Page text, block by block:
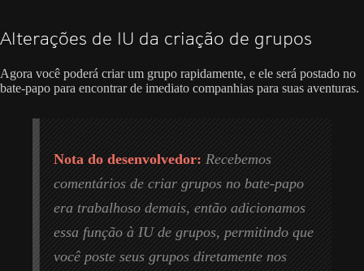
Alterações de IU da criação de grupos
Agora você poderá criar um grupo rapidamente, e ele será postado no
bate-papo para encontrar de imediato companhias para suas aventuras.
Nota do desenvolvedor: Recebemos
comentários de criar grupos no bate-papo
era trabalhoso demais, então adicionamos
essa função à IU de grupos, permitindo que
você poste seus grupos diretamente nos